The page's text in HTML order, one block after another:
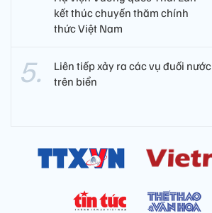
kết thúc chuyến thăm chính
thức Việt Nam
Liên tiếp xảy ra các vụ đuối nước
trên biển